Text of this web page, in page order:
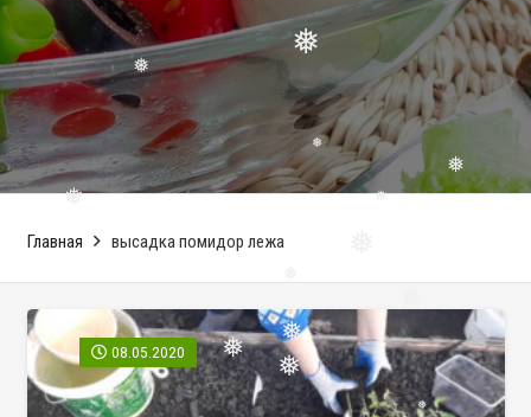
❅
❅
❅
❅
❅
❅
❅
❅
❅
❅
❅
Главная высадка помидор лежа
08.05.2020